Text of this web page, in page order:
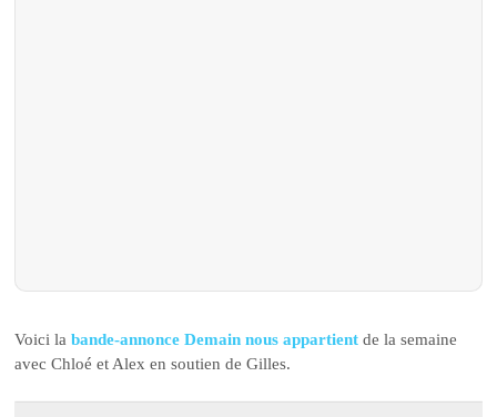
Voici labande-annonce Demain nous appartient de la semaine
avec Chloé et Alex en soutien de Gilles.